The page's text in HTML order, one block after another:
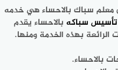
معلم سباك بالاحساء هي خدمه
سباكه بالاحساء يقدم
الرائعة بهذه الخدمة ومنها.
بالاحساء.